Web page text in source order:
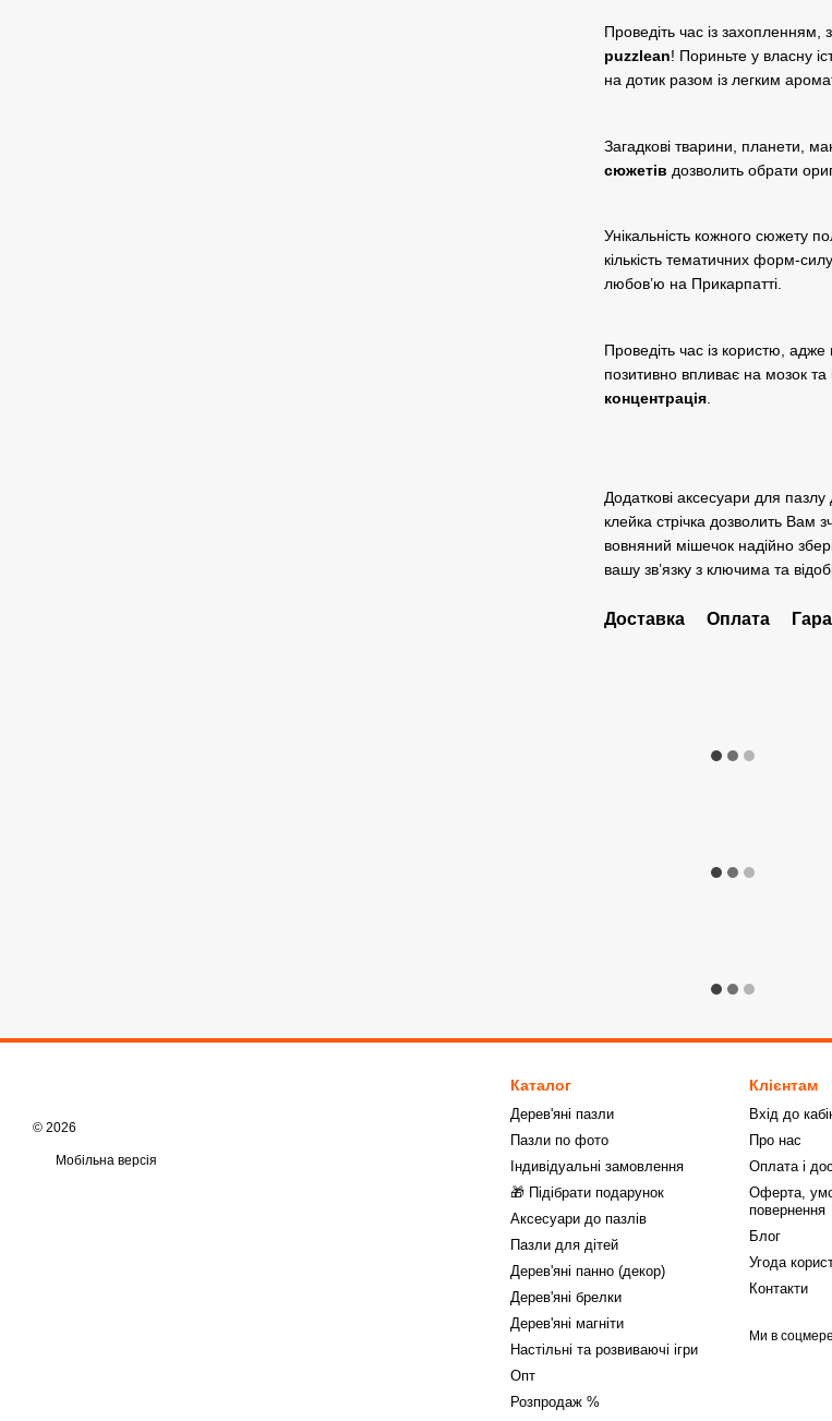
Проведіть час із
puzzlean! Пориньте у власну
на дотик разом із легким
Загадкові тварини, планети,
сюжетів дозволить обрати
Унікальність кожного сюжету
кількість тематичних форм-
любов’ю на Прикарпатті.
Проведіть час із користю,
позитивно впливає на мозок
концентрація.
Додаткові аксесуари для
клейка стрічка дозволить Вам
вовняний мішечок надійно
вашу зв’язку з ключима та
Доставка Оплата
© 2026
Мобільна версія
Каталог
Дерев'яні пазли
Пазли по фото
Індивідуальні замовлення
🎁 Підібрати подарунок
Аксесуари до пазлів
Пазли для дітей
Дерев'яні панно (декор)
Дерев'яні брелки
Дерев'яні магніти
Настільні та розвиваючі ігри
Опт
Розпродаж %
Клієнтам
Вхід до
Про нас
Оплата і
Оферта,
повернення
Блог
Угода
Контакти
Ми в